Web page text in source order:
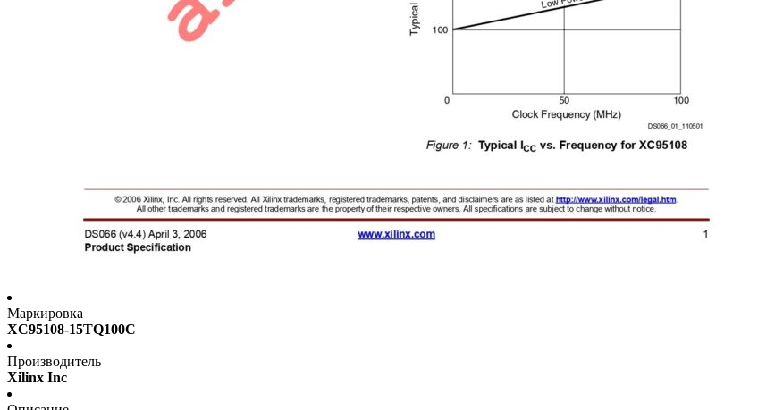
Маркировка
XC95108-15TQ100C
Производитель
Xilinx Inc